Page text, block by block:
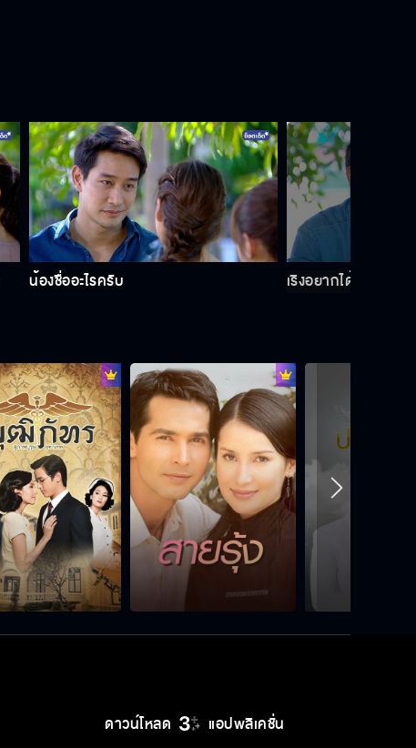
ก็แค่ชุดชั้นในที่มันหลงมา
ถ้ามันเป็นของใหม่ เราไม่มาทวงหรอก
ต่อให้เขาไม่ใส่อะไรเลย มันก็ไม่ทำให้ผม
ไปรักเขาได้
อย่ามาดึงเมียผมให้ตกต่ำไปด้วย
น้องชื่ออะไรครับ เริงอยากได้อะไร พี่จ
ดาวน์โหลด แอปพลิเคชั่น